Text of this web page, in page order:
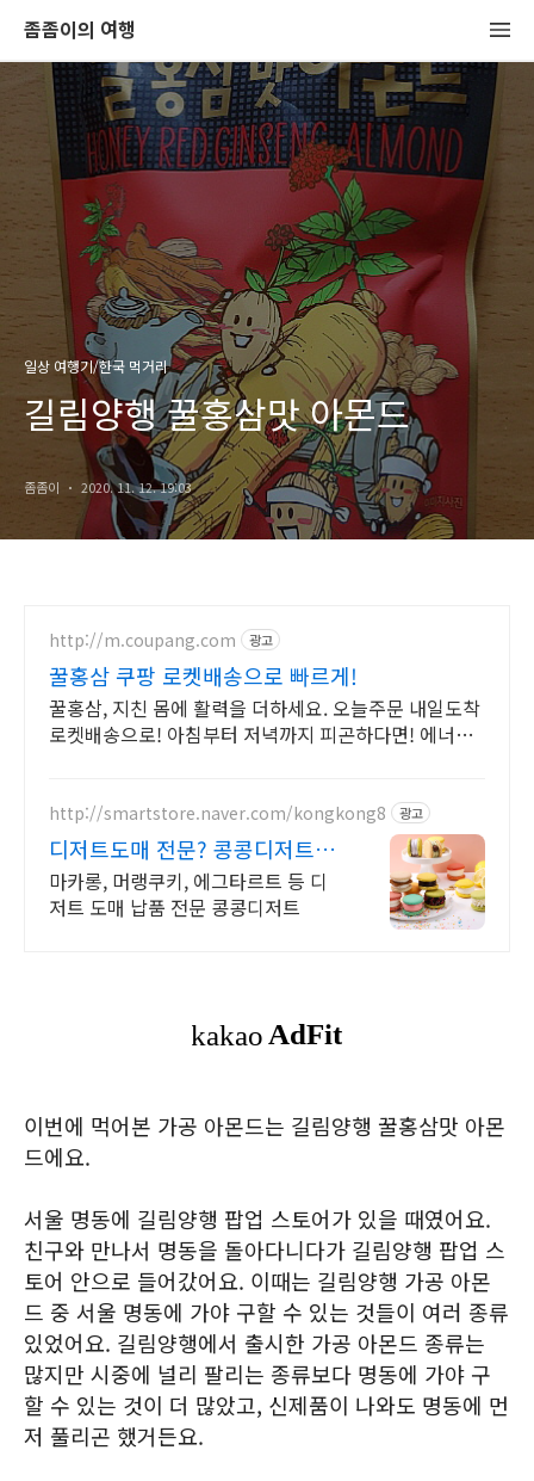
좀좀이의 여행
일상 여행기/한국 먹거리
길림양행 꿀홍삼맛 아몬드
좀좀이 2020. 11. 12. 19:03
http://m.coupang.com 광고
꿀홍삼 쿠팡 로켓배송으로 빠르게!
꿀홍삼, 지친 몸에 활력을 더하세요. 오늘주문 내일도착
로켓배송으로! 아침부터 저녁까지 피곤하다면! 에너지
http://smartstore.naver.com/kongkong8 광고
디저트도매 전문? 콩콩디저트
대량 주문 및 도매 납품
마카롱, 머랭쿠키, 에그타르트 등 디
저트 도매 납품 전문 콩콩디저트
이번에 먹어본 가공 아몬드는 길림양행 꿀홍삼맛 아몬
드에요.
서울 명동에 길림양행 팝업 스토어가 있을 때였어요.
친구와 만나서 명동을 돌아다니다가 길림양행 팝업 스
토어 안으로 들어갔어요. 이때는 길림양행 가공 아몬
드 중 서울 명동에 가야 구할 수 있는 것들이 여러 종류
있었어요. 길림양행에서 출시한 가공 아몬드 종류는
많지만 시중에 널리 팔리는 종류보다 명동에 가야 구
할 수 있는 것이 더 많았고, 신제품이 나와도 명동에 먼
저 풀리곤 했거든요.